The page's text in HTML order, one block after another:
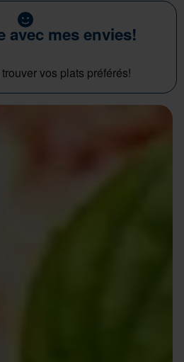
avec mes envies!
vos plats préférés!